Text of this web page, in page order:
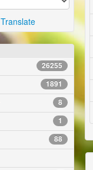
Translate
26255
1891
8
1
88